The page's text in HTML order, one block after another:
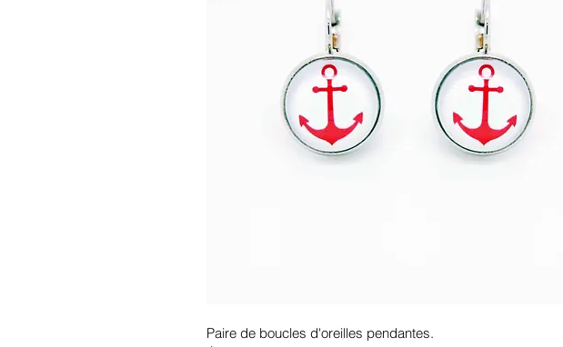
Paire de boucles d'oreilles pendantes.